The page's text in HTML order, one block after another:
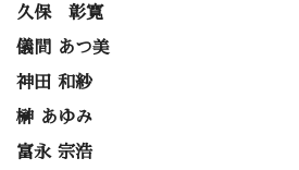
久保 彰寛
儀間 あつ美
神田 和紗
榊 あゆみ
富永 宗浩